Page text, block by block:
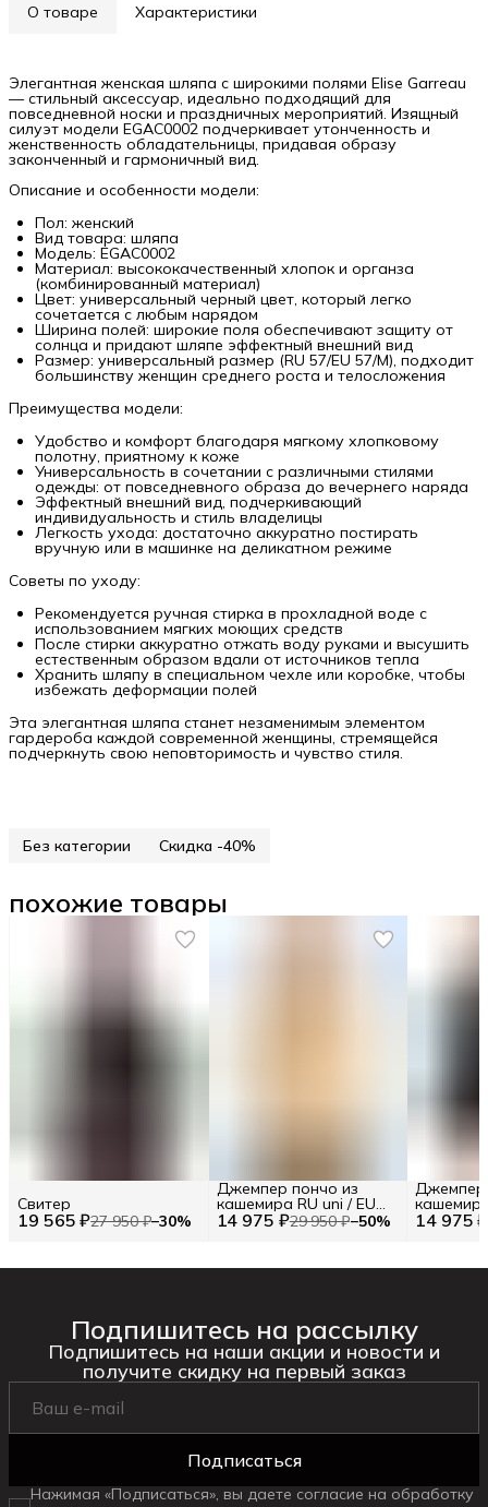
О товаре Характеристики
Элегантная женская шляпа с широкими полями Elise Garreau
— стильный аксессуар, идеально подходящий для
повседневной носки и праздничных мероприятий. Изящный
силуэт модели EGAC0002 подчеркивает утонченность и
женственность обладательницы, придавая образу
законченный и гармоничный вид.
Описание и особенности модели:
Пол: женский
Вид товара: шляпа
Модель: EGAC0002
Материал: высококачественный хлопок и органза
(комбинированный материал)
Цвет: универсальный черный цвет, который легко
сочетается с любым нарядом
Ширина полей: широкие поля обеспечивают защиту от
солнца и придают шляпе эффектный внешний вид
Размер: универсальный размер (RU 57/EU 57/M), подходит
большинству женщин среднего роста и телосложения
Преимущества модели:
Удобство и комфорт благодаря мягкому хлопковому
полотну, приятному к коже
Универсальность в сочетании с различными стилями
одежды: от повседневного образа до вечернего наряда
Эффектный внешний вид, подчеркивающий
индивидуальность и стиль владелицы
Легкость ухода: достаточно аккуратно постирать
вручную или в машинке на деликатном режиме
Советы по уходу:
Рекомендуется ручная стирка в прохладной воде с
использованием мягких моющих средств
После стирки аккуратно отжать воду руками и высушить
естественным образом вдали от источников тепла
Хранить шляпу в специальном чехле или коробке, чтобы
избежать деформации полей
Эта элегантная шляпа станет незаменимым элементом
гардероба каждой современной женщины, стремящейся
подчеркнуть свою неповторимость и чувство стиля.
Без категории Скидка -40%
похожие товары
19 565 ₽27 950 ₽−30%
Свитер
14 975 ₽29 950 ₽−50%
Джемпер пончо из
кашемира RU uni / EU
uni / Uni 14 975 ₽
Джемпер
uni / Uni
Подпишитесь на рассылку
Подпишитесь на наши акции и новости и
получите скидку на первый заказ
Подписаться
Нажимая «Подписаться», вы даете согласие на обработку